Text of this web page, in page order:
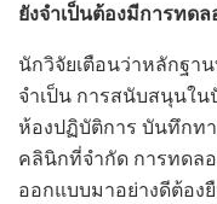
ยังจำเป็นต้องมีการทด
นักวิจัยเตือนว่าหลักฐา
จำเป็น การสนับสนุนใ
ห้องปฏิบัติการ บันทึกทา
คลินิกที่จำกัด การทดล
ออกแบบมาอย่างดีต้อง